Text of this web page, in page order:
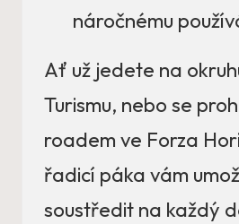
náročnému
Ať už jedete na
Turismu, nebo se
roadem ve Forza
řadicí páka vám
soustředit na každý